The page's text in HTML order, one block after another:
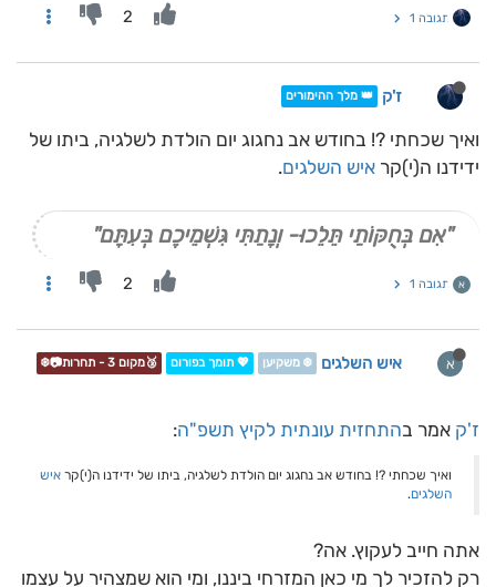
תגובה 1 2
ז'ק 👑 מלך ההימורים
ואיך שכחתי ?! בחודש אב נחגוג יום הולדת לשלגיה, ביתו של
ידידנו ה(י)קר איש השלגים.
"אִם בְּחֻקּוֹתַי תֵּלֵכוּ- וְנָתַתִּי גִּשְׁמֵיכֶם בְּעִתָּם"
א תגובה 1 2
א איש השלגים ❄️ משקיען 💖 תומך בפורום 🥉מקום 3 - תחרות📷❄️
ז'ק אמר בהתחזית עונתית לקיץ תשפ"ה:
ואיך שכחתי ?! בחודש אב נחגוג יום הולדת לשלגיה, ביתו של ידידנו ה(י)קר איש
השלגים.
אתה חייב לעקוץ. אה?
רק להזכיר לך מי כאן המזרחי ביננו, ומי הוא שמצהיר על עצמו